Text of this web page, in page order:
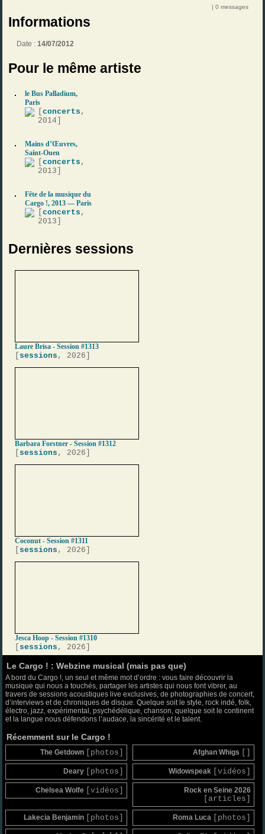
| 0 messages
Informations
Date :14/07/2012
Pour le même artiste
le Bus Palladium,
Paris
[concerts ,
2014]
Mains d’Œuvres,
Saint-Ouen
[concerts ,
2013]
Fête de la musique du
Cargo !, 2013 — Paris
[concerts ,
2013]
Dernières sessions
Laure Brisa - Session #1313
sessions , 2026]
Barbara Forstner - Session #1312
sessions , 2026]
Coconut - Session #1311
sessions , 2026]
Jesca Hoop - Session #1310
sessions , 2026]
Le Cargo ! : Webzine musical (mais pas que)
A bord du Cargo !, un seul et même mot d’ordre : vous faire découvrir la
musique qui nous a touchés, partager les artistes qui nous font vibrer, au
travers de sessions acoustiques live exclusives, de photographies de concert,
d’interviews et de chroniques de disque. Quelque soit le style, rock indé, folk,
électro, jazz, expérimental, psychédélique, chanson, quelque soit le continent
et la langue nous défendons l’audace, la sincérité et le talent.
Récemment sur le Cargo !
The Getdown [photos] Afghan Whigs
Deary [photos] Widowspeak [vidéos]
Chelsea Wolfe [vidéos] Rock en Seine 2026
[articles]
Lakecia Benjamin [photos] Roma Luca [photos]